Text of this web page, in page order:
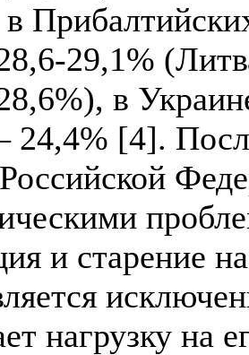
29,1%
в
24,4% [4].
и старение
нагрузку на